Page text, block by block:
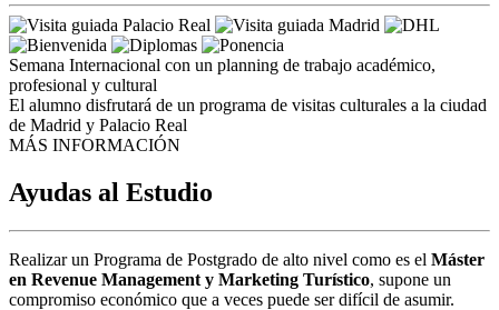
Semana Internacional con un planning de trabajo académico,
profesional y cultural
El alumno disfrutará de un programa de visitas culturales a la ciudad
de Madrid y Palacio Real
MÁS INFORMACIÓN
Ayudas al Estudio
Realizar un Programa de Postgrado de alto nivel como es el Máster
en Revenue Management y Marketing Turístico, supone un
compromiso económico que a veces puede ser difícil de asumir.